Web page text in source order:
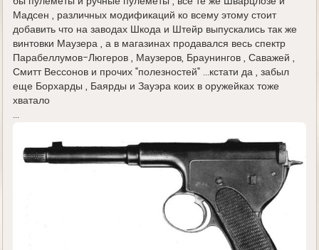
Мадсен , различных модификаций ко всему этому стоит
добавить что на заводах Шкода и Штейр выпускались так же
винтовки Маузера , а в магазинах продавался весь спектр
Парабеллумов-Люгеров , Маузеров, Браунингов , Саважей ,
Смитт Вессонов и прочих "полезностей" ...кстати да , забыл
еще Борхарды , Баярды и Зауэра коих в оружейках тоже
хватало
...